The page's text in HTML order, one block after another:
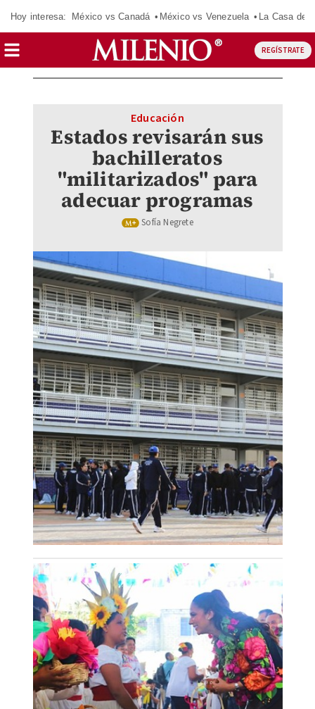
Hoy interesa: México vs Canadá México vs Venezuela La Casa de
REGÍSTRATE
Estados revisarán sus
bachilleratos
"militarizados" para
adecuar programas
Educación
Sofía Negrete